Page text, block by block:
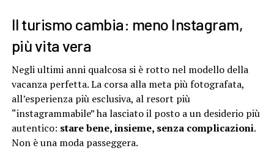
Il turismo cambia: meno Instagram,
più vita vera
Negli ultimi anni qualcosa si è rotto nel modello della
vacanza perfetta. La corsa alla meta più fotografata,
all’esperienza più esclusiva, al resort più
“instagrammabile” ha lasciato il posto a un desiderio più
autentico: stare bene, insieme, senza complicazioni.
Non è una moda passeggera.